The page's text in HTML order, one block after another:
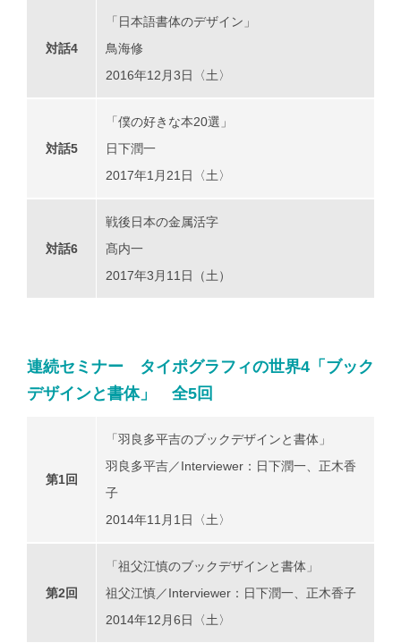
対話4
「日本語書体のデザイン」
鳥海修
2016年12月3日〈土〉
対話5
「僕の好きな本20選」
日下潤一
2017年1月21日〈土〉
対話6
戦後日本の金属活字
髙内一
2017年3月11日（土）
連続セミナー タイポグラフィの世界4「ブック
デザインと書体」 全5回
第1回
「羽良多平吉のブックデザインと書体」
羽良多平吉／Interviewer：日下潤一、正木香
子
2014年11月1日〈土〉
第2回
「祖父江慎のブックデザインと書体」
祖父江慎／Interviewer：日下潤一、正木香子
2014年12月6日〈土〉